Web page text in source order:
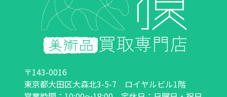
〒143-0016
東京都大田区大森北3-5-7 ロイヤルビル1階